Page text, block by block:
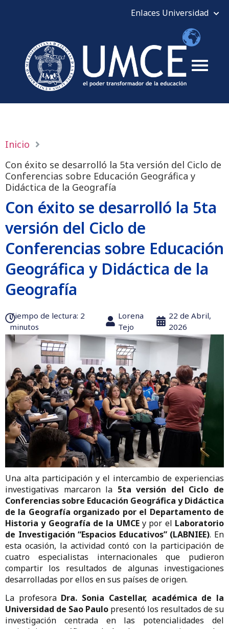
Inicio
Con éxito se desarrolló la 5ta versión del Ciclo de
Conferencias sobre Educación Geográfica y
Didáctica de la Geografía
Con éxito se desarrolló la 5ta
versión del Ciclo de
Conferencias sobre Educación
Geográfica y Didáctica de la
Geografía
Tiempo de lectura:‎ 2
minutos
Lorena
Tejo
22 de Abril,
2026
Una alta participación y el intercambio de experiencias
investigativas marcaron la 5ta versión del Ciclo de
Conferencias sobre Educación Geográfica y Didáctica
de la Geografía organizado por el Departamento de
Historia y Geografía de la UMCEy por el Laboratorio
de Investigación “Espacios Educativos” (LABNIEE). En
esta ocasión, la actividad contó con la participación de
cuatro especialistas internacionales que pudieron
compartir los resultados de algunas investigaciones
desarrolladas por ellos en sus países de origen.
La profesora Dra. Sonia Castellar, académica de la
Universidad de Sao Paulo presentó los resultados de su
investigación centrada en las potencialidades del